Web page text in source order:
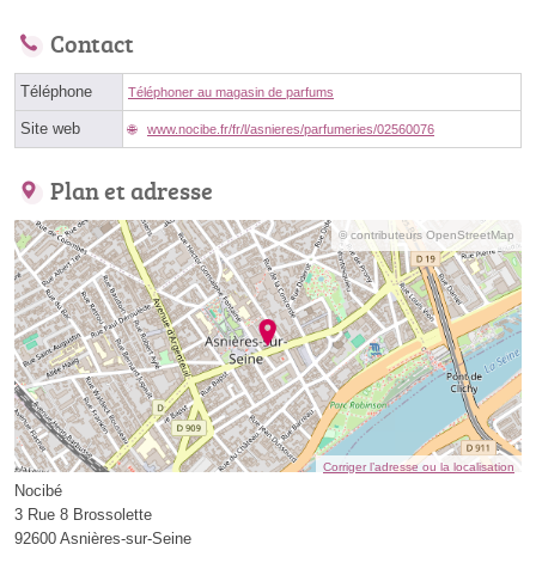
Contact
Téléphone Téléphoner au magasin de parfums
Site web www.nocibe.fr/fr/l/asnieres/parfumeries/02560076
Plan et adresse
© contributeurs OpenStreetMap
Corriger l’adresse ou la localisation
Nocibé
3 Rue 8 Brossolette
92600 Asnières-sur-Seine